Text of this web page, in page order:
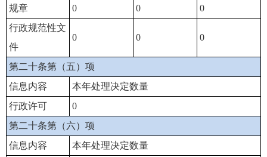
规章
0 0
0
行政规范性文
件
0 0 0
第二十条第（五）项
信息内容
本年处理决定数量
行政许可
0
第二十条第（六）项
信息内容
本年处理决定数量